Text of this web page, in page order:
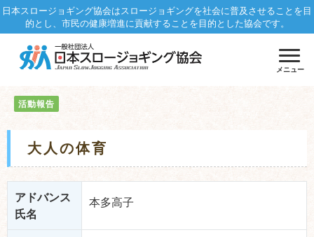
日本スロージョギング協会はスロージョギングを社会に普及させることを目
的とし、市民の健康増進に貢献することを目的とした協会です。
メニュー
活動報告
大人の体育
アドバンス
氏名
本多高子